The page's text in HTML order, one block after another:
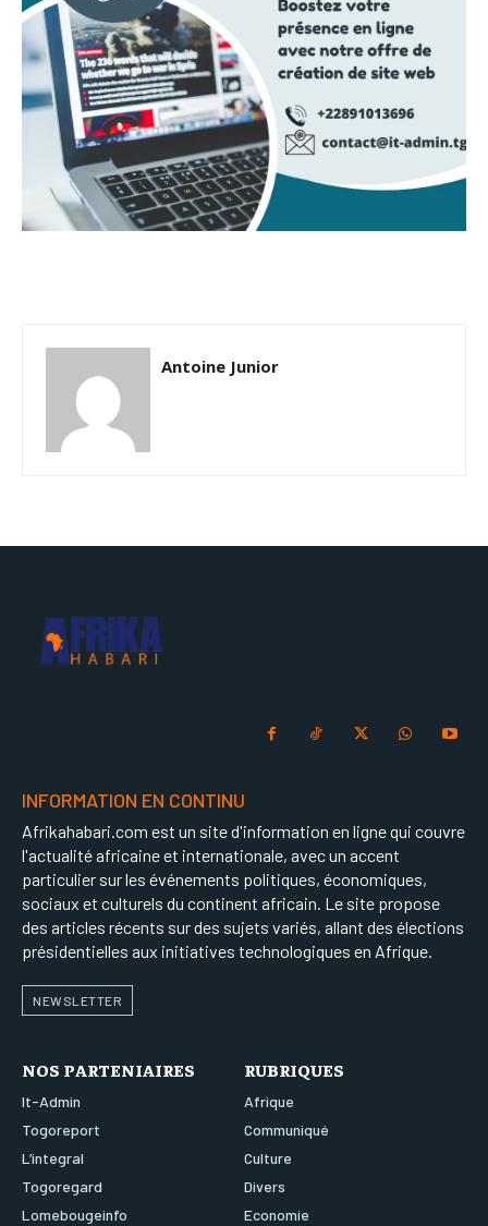
Antoine Junior
INFORMATION EN CONTINU
Afrikahabari.com est un site d'information en ligne qui couvre
l'actualité africaine et internationale, avec un accent
particulier sur les événements politiques, économiques,
sociaux et culturels du continent africain. Le site propose
des articles récents sur des sujets variés, allant des élections
présidentielles aux initiatives technologiques en Afrique.
NEWSLETTER
NOS PARTENIAIRES
It-Admin
Togoreport
L’integral
Togoregard
Lomebougeinfo
RUBRIQUES
Afrique
Communiqué
Culture
Divers
Economie